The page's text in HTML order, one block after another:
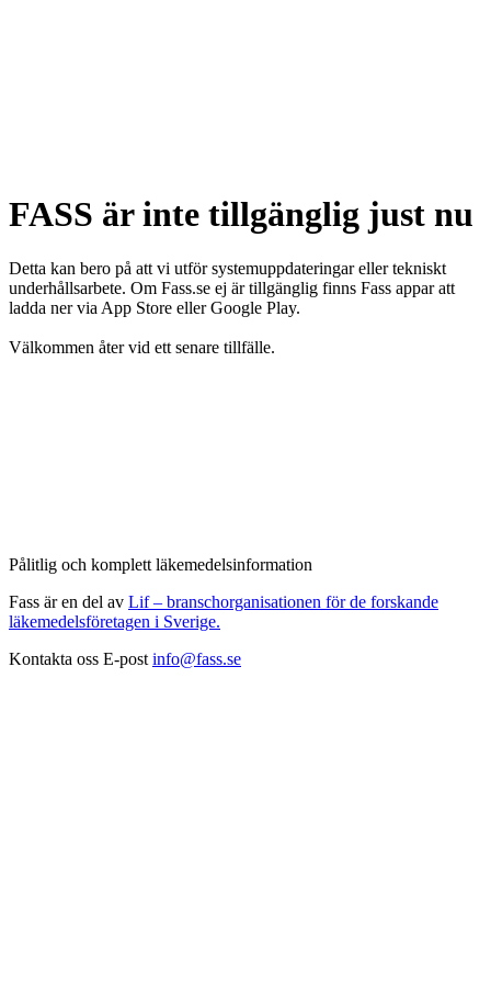
FASS är inte tillgänglig just nu
Detta kan bero på att vi utför systemuppdateringar eller tekniskt
underhållsarbete. Om Fass.se ej är tillgänglig finns Fass appar att
ladda ner via App Store eller Google Play.
Välkommen åter vid ett senare tillfälle.
Pålitlig och komplett läkemedelsinformation
Fass är en del av Lif – branschorganisationen för de forskande
läkemedelsföretagen i Sverige.
Kontakta oss E-post info@fass.se